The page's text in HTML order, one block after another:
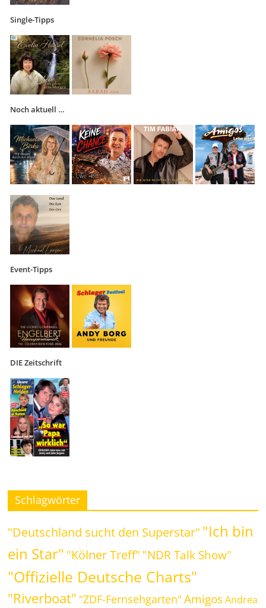
Single-Tipps
Noch aktuell …
Event-Tipps
DIE Zeitschrift
Schlagwörter
"Deutschland sucht den Superstar" "Ich bin
ein Star" "Kölner Treff" "NDR Talk Show"
"Offizielle Deutsche Charts"
"Riverboat" "ZDF-Fernsehgarten" Amigos Andrea